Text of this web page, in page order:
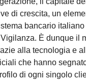
di crescita, un
bancario
È dunque il
alla tecnologia e
che hanno
di ogni singolo